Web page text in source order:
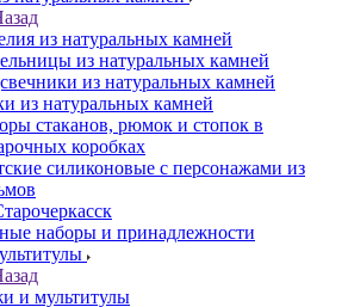
из натуральных камней
из натуральных камней
из натуральных камней
из натуральных камней
стаканов, рюмок и стопок в
коробках
силиконовые с персонажами из
наборы и принадлежности
и мультитулы